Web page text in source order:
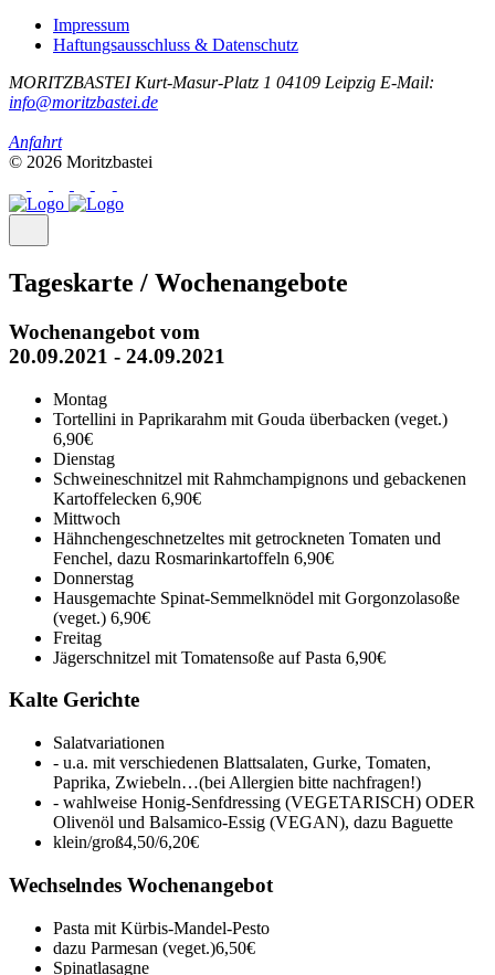
Impressum
Haftungsausschluss & Datenschutz
MORITZBASTEI Kurt-Masur-Platz 1 04109 Leipzig E-Mail:
info@moritzbastei.de
Anfahrt
© 2026 Moritzbastei
Tageskarte / Wochenangebote
Wochenangebot vom
20.09.2021 - 24.09.2021
Montag
Tortellini in Paprikarahm mit Gouda überbacken (veget.)
6,90€
Dienstag
Schweineschnitzel mit Rahmchampignons und gebackenen
Kartoffelecken 6,90€
Mittwoch
Hähnchengeschnetzeltes mit getrockneten Tomaten und
Fenchel, dazu Rosmarinkartoffeln 6,90€
Donnerstag
Hausgemachte Spinat-Semmelknödel mit Gorgonzolasoße
(veget.) 6,90€
Freitag
Jägerschnitzel mit Tomatensoße auf Pasta 6,90€
Kalte Gerichte
Salatvariationen
- u.a. mit verschiedenen Blattsalaten, Gurke, Tomaten,
Paprika, Zwiebeln…(bei Allergien bitte nachfragen!)
- wahlweise Honig-Senfdressing (VEGETARISCH) ODER
Olivenöl und Balsamico-Essig (VEGAN), dazu Baguette
klein/groß4,50/6,20€
Wechselndes Wochenangebot
Pasta mit Kürbis-Mandel-Pesto
dazu Parmesan (veget.)6,50€
Spinatlasagne